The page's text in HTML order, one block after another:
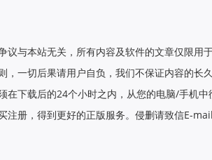
议与本站无关，所有内容及软件的文章仅限用
，一切后果请用户自负，我们不保证内容的长
在下载后的24个小时之内，从您的电脑/手机
注册，得到更好的正版服务。侵删请致信E-mail